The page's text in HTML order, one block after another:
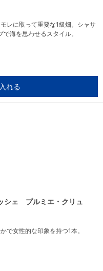
レに取って重要な1級畑。シャサ
海を思わせるスタイル。
れる
シェ プルミエ・クリュ
で女性的な印象を持つ1本。